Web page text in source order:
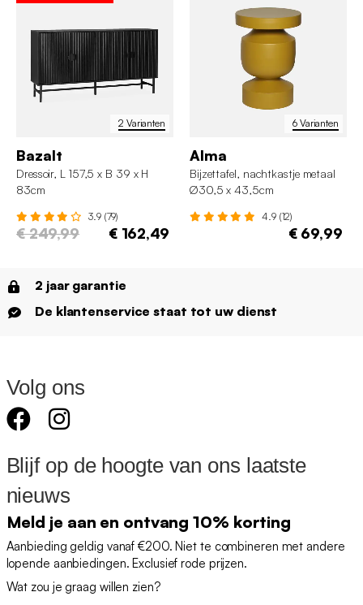
2 Varianten
Bazalt
Dressoir, L 157,5 x B 39 x H
83cm
3.9 (79)
€ 249,99 € 162,49
6 Varianten
Alma
Bijzettafel, nachtkastje metaal
Ø30,5 x 43,5cm
4.9 (12)
€ 69,99
2 jaar garantie
De klantenservice staat tot uw dienst
Volg ons
Blijf op de hoogte van ons laatste
nieuws
Meld je aan en ontvang 10% korting
Aanbieding geldig vanaf €200. Niet te combineren met andere
lopende aanbiedingen. Exclusief rode prijzen.
Wat zou je graag willen zien?